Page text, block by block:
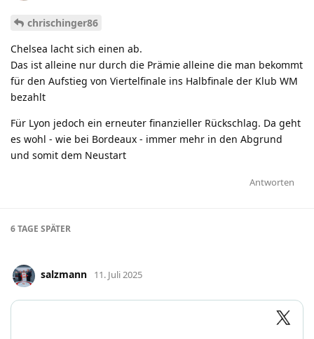
chrischinger86
Chelsea lacht sich einen ab.
Das ist alleine nur durch die Prämie alleine die man bekommt
für den Aufstieg von Viertelfinale ins Halbfinale der Klub WM
bezahlt
Für Lyon jedoch ein erneuter finanzieller Rückschlag. Da geht
es wohl - wie bei Bordeaux - immer mehr in den Abgrund
und somit dem Neustart
Antworten
6 TAGE SPÄTER
salzmann 11. Juli 2025